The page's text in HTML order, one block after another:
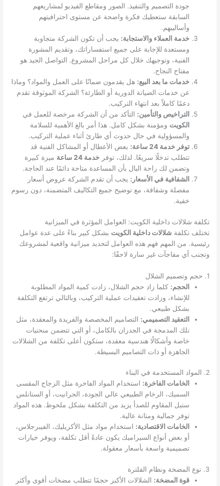
جودة التصميم والتنفيذ. الصور ومقاطع الفيديو لمشاريعهم
السابقة ستعطيك فكرة واضحة عن مستوى احترافيتهم
وأساليبهم.
خدمة العملاء والاستجابة: يجب أن تكون الشركة متجاوبة
ومستعدة للإجابة على جميع استفساراتك، وتقديم المشورة
الفنية، وتوجيهك خلال كل مراحل المشروع. التواصل الجيد هو
مفتاح النجاح.
خدمات ما بعد البيع: هل يقدمون ضمانًا على العمل والمواد؟ وماذا
عن خدمات الصيانة الدورية أو الطارئة؟ الشركة الموثوقة تقدم
دعمًا كاملاً بعد انتهاء التركيب.
التراخيص والتأمين: التأكد من أن الشركة مرخصة للعمل في
الكويت ومؤمنة بشكل كامل. هذا أمر بالغ الأهمية للسلامة
والمسؤولية في حال حدوث أي طارئ أثناء عملية التركيب.
توفر خدمة 24 ساعة:
بعض الأعطال أو المشاكل الفنية قد
تتطلب تدخلًا سريعًا. لذلك، توفر خدمة 24 ساعة
ميزة كبيرة
وتضمن لك راحة البال بأن المساعدة متاحة دائمًا عند الحاجة.
الشفافية في الأسعار: يجب أن تقدم الشركة عروض أسعار
مفصلة وشفافة، مع توضيح جميع التكاليف المتضمنة، دون رسوم
خفية.
تكلفة شلالات داخلية الكويت: العوامل المؤثرة في الميزانية
تختلف تكلفة شلالات داخلية الكويت بشكل كبير بناءً على عدة عوامل
رئيسية. من المهم فهم هذه العوامل لتحديد ميزانية واقعية لمشروعك
وتجنب أي مفاجآت غير سارة لاحقًا:
1. حجم وتصميم الشلال
الحجم: كلما زاد حجم الشلال، زادت كمية المواد المطلوبة
للإنشاء، وزادت تعقيدات عملية التركيب، وبالتالي ترتفع التكلفة
بشكل طبيعي.
التعقيد التصميمي: التصاميم المخصصة والفريدة والمعقدة، مثل
تلك المدمجة في الجدران بالكامل، أو التي تتضمن منحنيات
خاصة وأشكالًا هندسية معقدة، ستكون أعلى تكلفة من الشلالات
الجاهزة أو ذات التصاميم البسيطة.
2. المواد المستخدمة في البناء
الخامات الفاخرة: استخدام المواد الفاخرة مثل الزجاج المقسى
السميك، الرخام الطبيعي عالي الجودة، الجرانيت، أو الستانلس
ستيل المقاوم للصدأ يزيد من التكلفة بشكل ملحوظ. هذه المواد
توفر جمالية ومتانة عالية.
الخامات الاقتصادية: استخدام مواد مثل الأكريليك، الفيبرجلاس،
أو بعض أنواع السيراميك يكون عادةً أقل تكلفة، ويوفر خيارات
تصميمية واسعة بأسعار معقولة.
3. نوع المضخة ونظام الفلترة
قوة المضخة: الشلالات الأكبر حجمًا تتطلب مضخات أقوى وأكثر